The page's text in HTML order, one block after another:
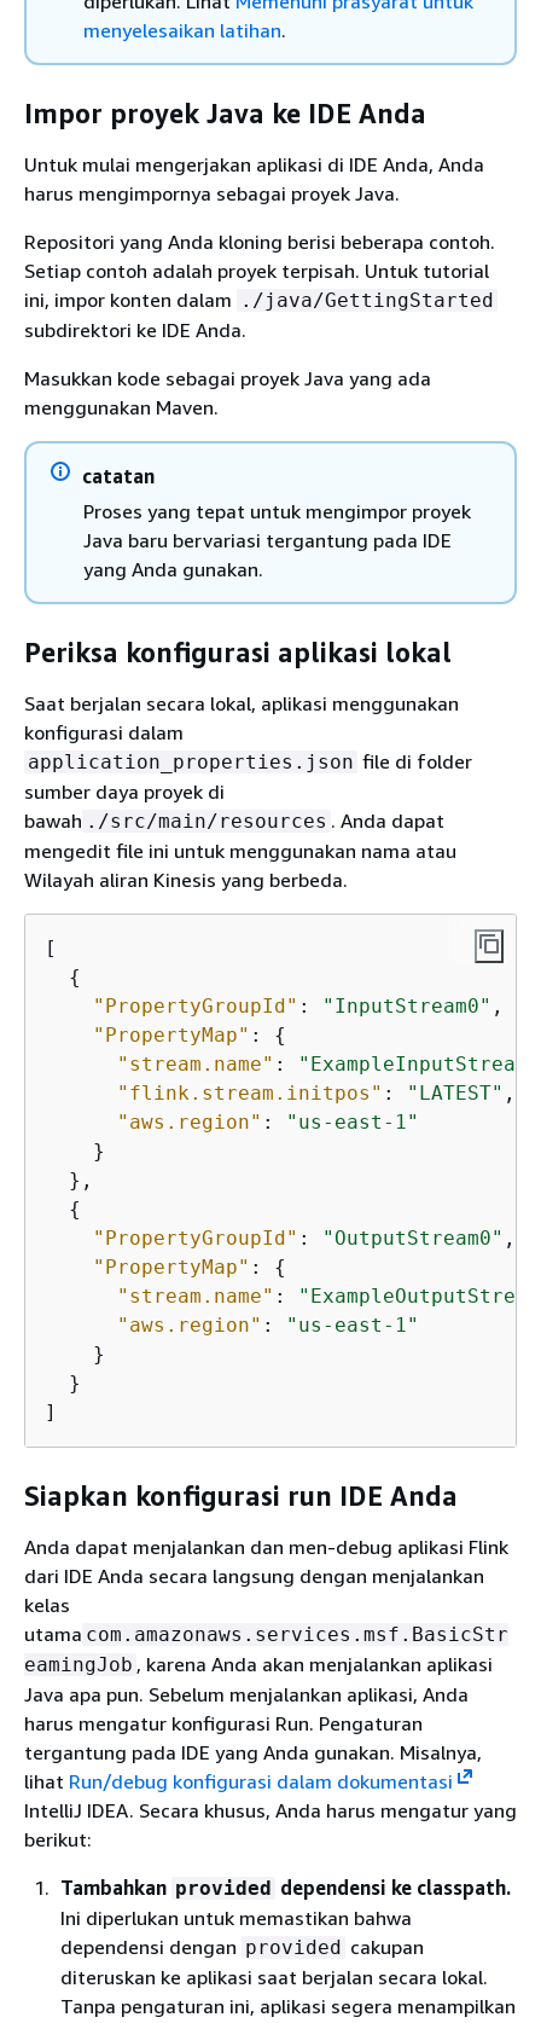
menyelesaikan latihan.
Impor proyek Java ke IDE Anda
Untuk mulai mengerjakan aplikasi di IDE Anda, Anda
harus mengimpornya sebagai proyek Java.
Repositori yang Anda kloning berisi beberapa contoh.
Setiap contoh adalah proyek terpisah. Untuk tutorial
ini, impor konten dalam ./java/GettingStarted
subdirektori ke IDE Anda.
Masukkan kode sebagai proyek Java yang ada
menggunakan Maven.
catatan
Proses yang tepat untuk mengimpor proyek
Java baru bervariasi tergantung pada IDE
yang Anda gunakan.
Periksa konfigurasi aplikasi lokal
Saat berjalan secara lokal, aplikasi menggunakan
konfigurasi dalam
application_properties.json file di folder
sumber daya proyek di
bawah ./src/main/resources . Anda dapat
mengedit file ini untuk menggunakan nama atau
Wilayah aliran Kinesis yang berbeda.
[
{
"PropertyGroupId" : "InputStream0" ,
"PropertyMap" : {
"stream.name" : "ExampleInputStream"
"flink.stream.initpos" : "LATEST" ,
"aws.region" :
"us-east-1"
    }
  },
{
"PropertyGroupId" : "OutputStream0" ,
"PropertyMap" : {
"stream.name" :
"aws.region" :
"us-east-1"
    }
  }
]
Siapkan konfigurasi run IDE Anda
Anda dapat menjalankan dan men-debug aplikasi Flink
dari IDE Anda secara langsung dengan menjalankan
kelas
utama com.amazonaws.services.msf.BasicStr
eamingJob , karena Anda akan menjalankan aplikasi
Java apa pun. Sebelum menjalankan aplikasi, Anda
harus mengatur konfigurasi Run. Pengaturan
tergantung pada IDE yang Anda gunakan. Misalnya,
lihat Run/debug konfigurasi dalam dokumentasi
IntelliJ IDEA. Secara khusus, Anda harus mengatur yang
berikut:
Tambahkan provided dependensi ke classpath.
Ini diperlukan untuk memastikan bahwa
dependensi dengan provided cakupan
diteruskan ke aplikasi saat berjalan secara lokal.
Tanpa pengaturan ini, aplikasi segera menampilkan